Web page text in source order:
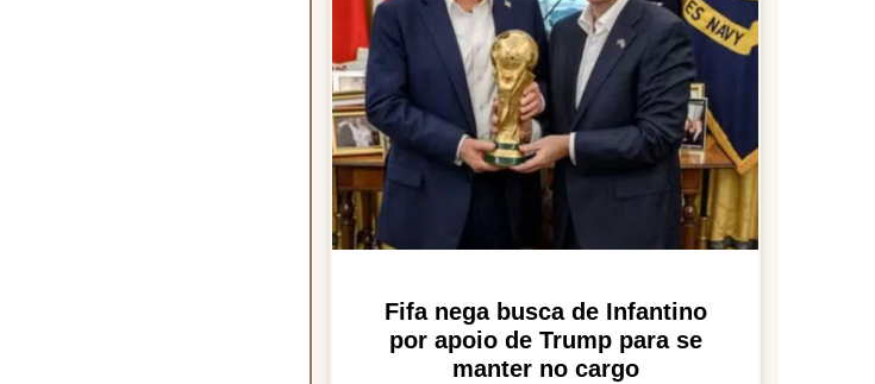
Fifa nega busca de Infantino
por apoio de Trump para se
manter no cargo